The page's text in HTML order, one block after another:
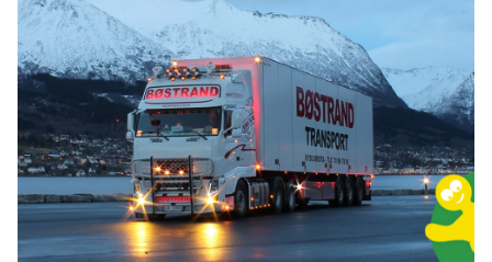
VIEW POST